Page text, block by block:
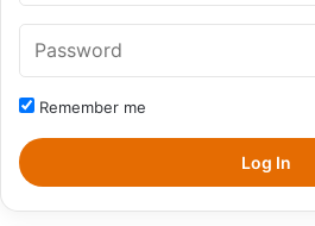
Remember me
Log In